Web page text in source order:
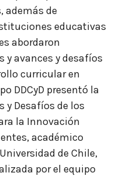
además de
educativas
abordaron
y avances y desafíos
curricular en
DDCyD presentó la
y Desafíos de los
la Innovación
académico
de Chile,
por el equipo